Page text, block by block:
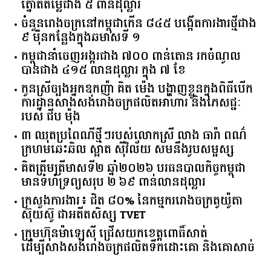
ត្នោតតម្លៃជាង ៥ ពាន់ដុល្លារ
ចំនួន​រោងចក្រ​នៅ​កម្ពុជា​កើន​ ​៨៤៥​ ​បង្កើត​ការងារ​ថ្មី​ជាង​
​៩​ ​ម៉ឺន​កន្លែង​ក្នុង​ឆមាស​ទី ​១​
កម្ពុជានាំចេញអង្ករជាង ៧០០ ពាន់តោន រកចំណូល
បានជាង ៤១៥ លានដុល្លារ ក្នុង ៧ ខែ
កូនស្រីច្បងអ្នកឧកញ៉ា គិត ម៉េង បង្ហាញខ្លួនក្នុងពិធីបើក
ការដ្ឋានសាងសង់រោងចក្រផលិតអាហារ និងភេសជ្ជៈ
របស់ ជីប ម៉ុង
៣ ឈុតប្រពៃណីថ្មីៗរបស់លោកស្រី លាង ធារ៉ា ពណ៌
ក្រហមឆេះឆិល ស្អាត ​ស៊ីវិល័យ សមនឹងរូបសម្ផស្ស
គិត​ត្រឹមត្រីមាស​ទី​២​ ​ឆ្នាំ​២០២៦​ បរធន​បាលកិច្ច​កម្ពុជា​ ​
មាន​ទំហំ​ទ្រព្យ​សរុប​ ​២.៦៩​ ​ពាន់លាន​ដុល្លារ​
ក្រសួង​ការងារ​៖ ​ជិត​ ​៨០​% ​នៃ​កម្មករ​រោងចក្រ​តូយ៉ូតា ​
ស៊ុយ​ស៊ូ ​ជា​អតីត​សិស្ស​ ​TVET​
ក្រុមហ៊ុន​ម៉ាឡេស៊ី ជ្រើសយកខេត្ដពោធិ៍សាត់
ដើម្បីសាងសង់រោងចក្រផលិតទឹកដោះគោ និងគោសាច់